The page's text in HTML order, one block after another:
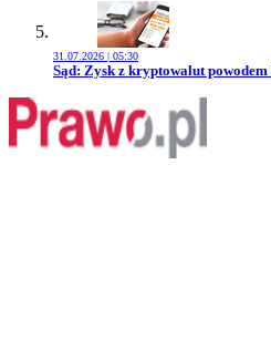
31.07.2026 | 05:30
Przejdź do artykułu:
Sąd: Zysk z kryptowalut powodem